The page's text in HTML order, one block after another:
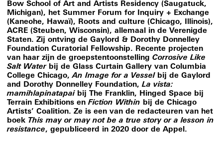
Bow School of Art and Artists Residency (Saugatuck,
Michigan), het Summer Forum for Inquiry + Exchange
(Kaneohe, Hawaï), Roots and culture (Chicago, Illinois),
ACRE (Steuben, Wisconsin), allemaal in de Verenigde
Staten. Zij ontving de Gaylord & Dorothy Donnelley
Foundation Curatorial Fellowship. Recente projecten
van haar zijn de groepstentoonstelling Corrosive Like
Salt Waterbij de Glass Curtain Gallery van Columbia
College Chicago,An Image for a Vesselbij de Gaylord
and Dorothy Donnelley Foundation,La vista:
mamihlapinatapai bij The Franklin, Hinged Space bij
Terrain Exhibitions enFiction Within bij de Chicago
Artists’ Coalition. Ze is een van de redacteuren van het
boek This may or may not be a true story or a lesson in
resistance, gepubliceerd in 2020 door de Appel.